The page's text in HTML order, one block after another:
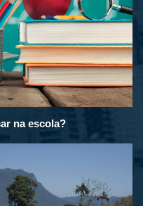
na escola?